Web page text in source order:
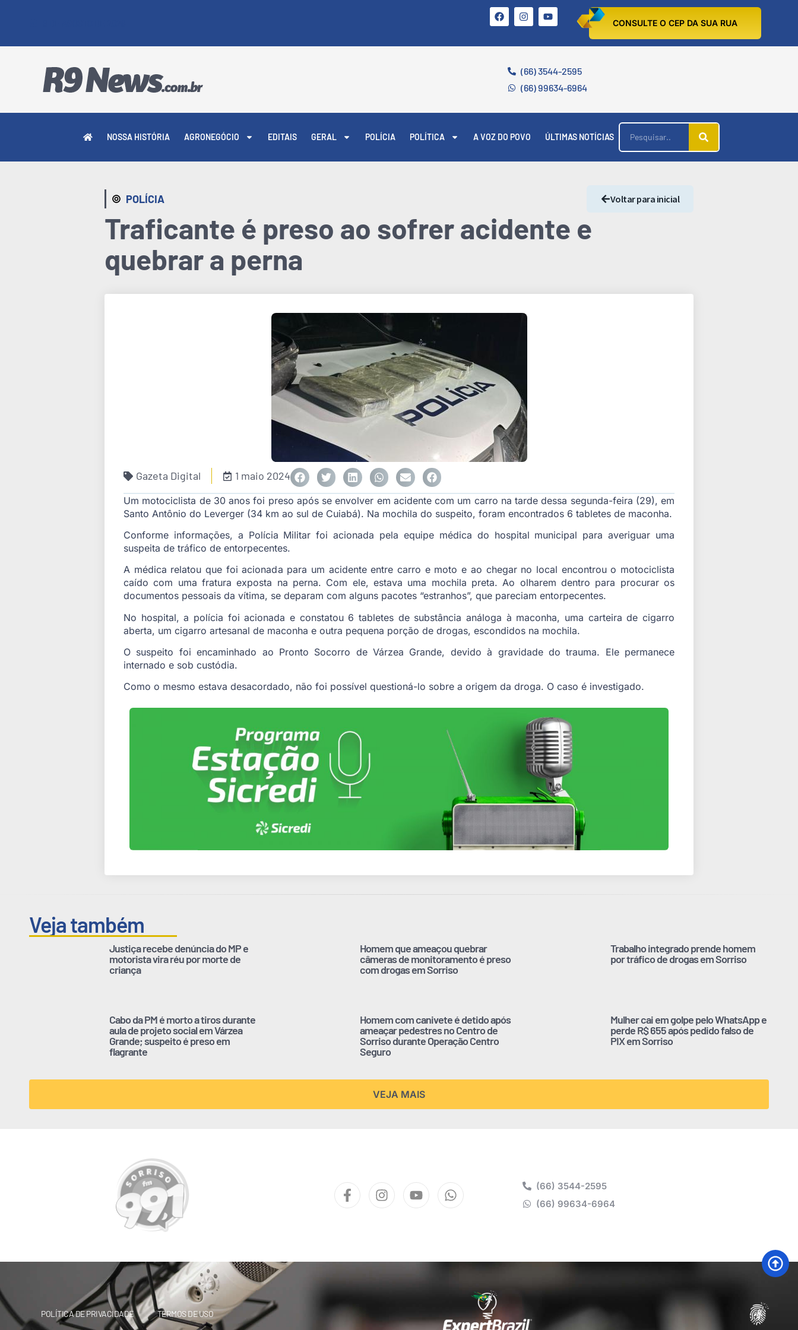
CONSULTE O CEP DA SUA RUA
(66) 3544-2595
(66) 99634-6964
NOSSA HISTÓRIA AGRONEGÓCIO EDITAIS GERAL POLÍCIA POLÍTICA A VOZ DO POVO ÚLTIMAS NOTÍCIAS
POLÍCIA Voltar para inicial
Traficante é preso ao sofrer acidente e
quebrar a perna
Gazeta Digital 1 maio 2024
Um motociclista de 30 anos foi preso após se envolver em acidente com um carro na tarde dessa segunda-feira (29), em
Santo Antônio do Leverger (34 km ao sul de Cuiabá). Na mochila do suspeito, foram encontrados 6 tabletes de maconha.
Conforme informações, a Polícia Militar foi acionada pela equipe médica do hospital municipal para averiguar uma
suspeita de tráfico de entorpecentes.
A médica relatou que foi acionada para um acidente entre carro e moto e ao chegar no local encontrou o motociclista
caído com uma fratura exposta na perna. Com ele, estava uma mochila preta. Ao olharem dentro para procurar os
documentos pessoais da vítima, se deparam com alguns pacotes “estranhos”, que pareciam entorpecentes.
No hospital, a polícia foi acionada e constatou 6 tabletes de substância análoga à maconha, uma carteira de cigarro
aberta, um cigarro artesanal de maconha e outra pequena porção de drogas, escondidos na mochila.
O suspeito foi encaminhado ao Pronto Socorro de Várzea Grande, devido à gravidade do trauma. Ele permanece
internado e sob custódia.
Como o mesmo estava desacordado, não foi possível questioná-lo sobre a origem da droga. O caso é investigado.
Veja também
Justiça recebe denúncia do MP e
motorista vira réu por morte de
criança
Homem que ameaçou quebrar
câmeras de monitoramento é preso
com drogas em Sorriso
Trabalho integrado prende homem
por tráfico de drogas em Sorriso
Cabo da PM é morto a tiros durante
aula de projeto social em Várzea
Grande; suspeito é preso em
flagrante
Homem com canivete é detido após
ameaçar pedestres no Centro de
Sorriso durante Operação Centro
Seguro
Mulher cai em golpe pelo WhatsApp e
perde R$ 655 após pedido falso de
PIX em Sorriso
VEJA MAIS
(66) 3544-2595
(66) 99634-6964
POLÍTICA DE PRIVACIDADE TERMOS DE USO